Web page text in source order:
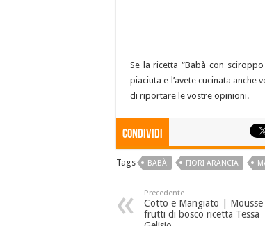
Se la ricetta “Babà con
piaciuta e l’avete cucinata
di riportare le vostre opinioni.
Condividi
Tags BABÀ FIORI ARANCIA
Precedente
Cotto e Mangiato | Mousse
frutti di bosco ricetta Tessa